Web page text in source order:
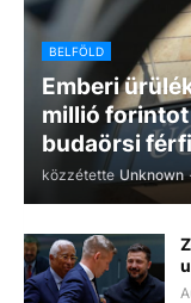
BELFÖLD
Emberi
millió
budaörsi férfi
közzétette Unknown